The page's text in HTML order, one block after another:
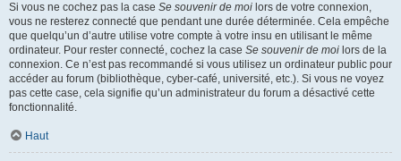
Si vous ne cochez pas la case Se souvenir de moi lors de votre connexion,
vous ne resterez connecté que pendant une durée déterminée. Cela empêche
que quelqu’un d’autre utilise votre compte à votre insu en utilisant le même
ordinateur. Pour rester connecté, cochez la case Se souvenir de moi lors de la
connexion. Ce n’est pas recommandé si vous utilisez un ordinateur public pour
accéder au forum (bibliothèque, cyber-café, université, etc.). Si vous ne voyez
pas cette case, cela signifie qu’un administrateur du forum a désactivé cette
fonctionnalité.
Haut